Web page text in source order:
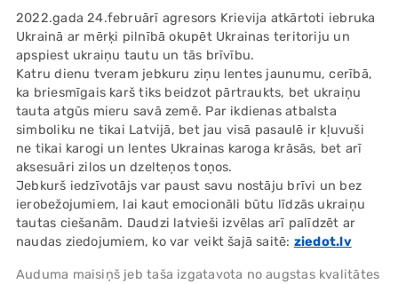
your
cart
2022.gada 24.februārī agresors Krievija atkārtoti iebruka
Ukrainā ar mērķi pilnībā okupēt Ukrainas teritoriju un
apspiest ukraiņu tautu un tās brīvību.
Katru dienu tveram jebkuru ziņu lentes jaunumu, cerībā,
ka briesmīgais karš tiks beidzot pārtraukts, bet ukraiņu
tauta atgūs mieru savā zemē. Par ikdienas atbalsta
simboliku ne tikai Latvijā, bet jau visā pasaulē ir kļuvuši
ne tikai karogi un lentes Ukrainas karoga krāsās, bet arī
aksesuāri zilos un dzelteņos toņos.
Jebkurš iedzīvotājs var paust savu nostāju brīvi un bez
ierobežojumiem, lai kaut emocionāli būtu līdzās ukraiņu
tautas ciešanām. Daudzi latvieši izvēlas arī palīdzēt ar
naudas ziedojumiem, ko var veikt šajā saitē: ziedot.lv
Auduma maisiņš jeb taša izgatavota no augstas kvalitātes